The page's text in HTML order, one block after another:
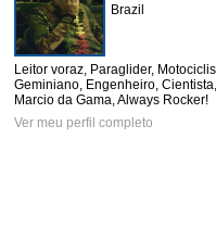
Brazil
Leitor voraz, Paraglider,
Geminiano, Engenheiro,
Marcio da Gama, Always Rocker!
Ver meu perfil completo